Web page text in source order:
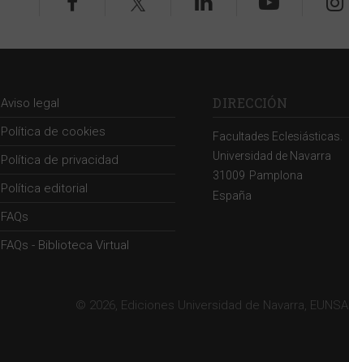
Aviso legal
Política de cookies
Política de privacidad
Política editorial
FAQs
FAQs - Biblioteca Virtual
DIRECCIÓN
Facultades Eclesiásticas.
Universidad de Navarra
31009 Pamplona
España
© 2026, Ediciones Universidad de Navarra, EUNSA